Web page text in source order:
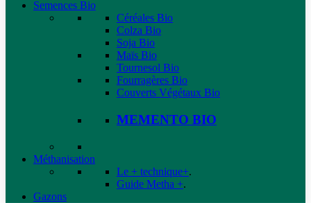
Semences Bio
Céréales Bio
Colza Bio
Soja Bio
Maïs Bio
Tournesol Bio
Fourragères Bio
Couverts Végétaux Bio
MEMENTO BIO
Méthanisation
Le + technique+.
Guide Metha +.
Gazons